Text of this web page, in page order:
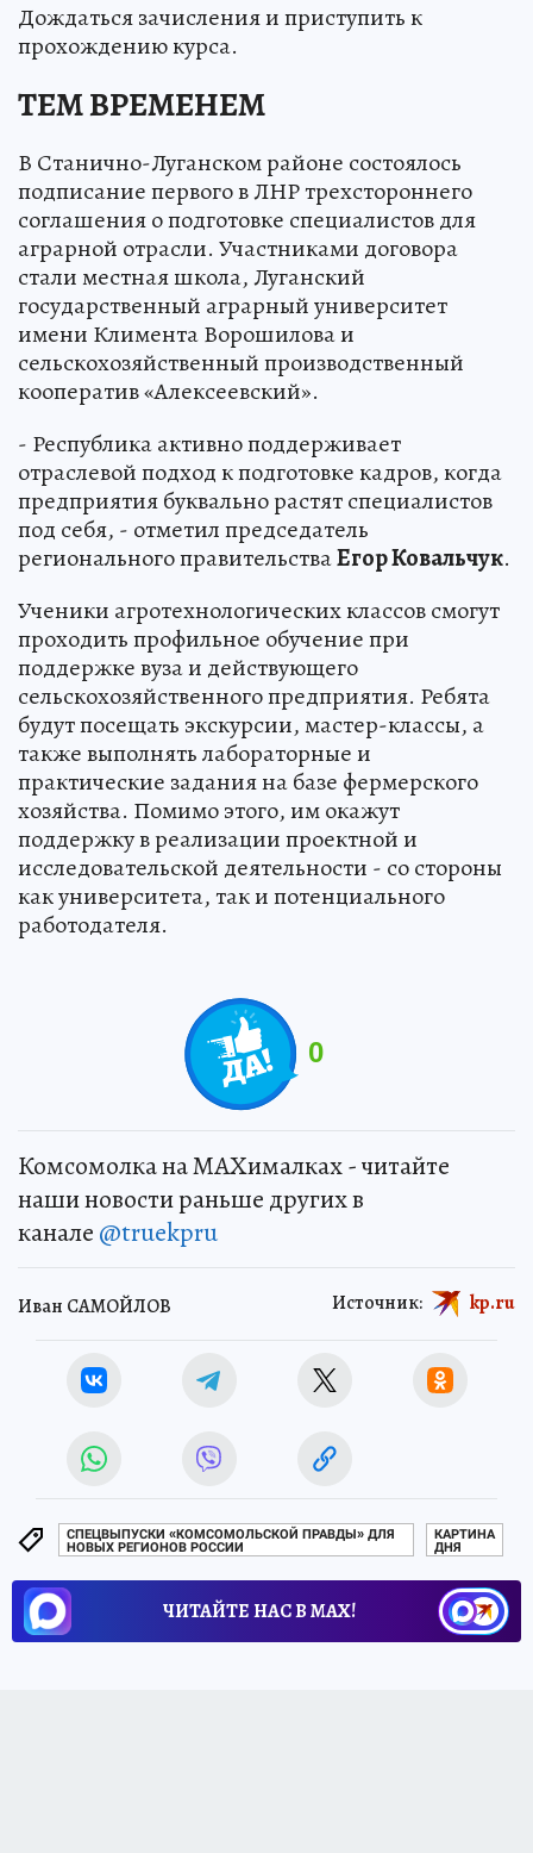
Дождаться зачисления и приступить к
прохождению курса.
ТЕМ ВРЕМЕНЕМ
В Станично-Луганском районе состоялось
подписание первого в ЛНР трехстороннего
соглашения о подготовке специалистов для
аграрной отрасли. Участниками договора
стали местная школа, Луганский
государственный аграрный университет
имени Климента Ворошилова и
сельскохозяйственный производственный
кооператив «Алексеевский».
- Республика активно поддерживает
отраслевой подход к подготовке кадров, когда
предприятия буквально растят специалистов
под себя, - отметил председатель
регионального правительстваЕгор Ковальчук.
Ученики агротехнологических классов смогут
проходить профильное обучение при
поддержке вуза и действующего
сельскохозяйственного предприятия. Ребята
будут посещать экскурсии, мастер-классы, а
также выполнять лабораторные и
практические задания на базе фермерского
хозяйства. Помимо этого, им окажут
поддержку в реализации проектной и
исследовательской деятельности - со стороны
как университета, так и потенциального
работодателя.
0
Комсомолка на MAXималках - читайте
наши новости раньше других в
канале @truekpru
Иван САМОЙЛОВ Источник: kp.ru
СПЕЦВЫПУСКИ «КОМСОМОЛЬСКОЙ ПРАВДЫ» ДЛЯ
НОВЫХ РЕГИОНОВ РОССИИ
КАРТИНА
ДНЯ
ЧИТАЙТЕ НАС В МАХ!